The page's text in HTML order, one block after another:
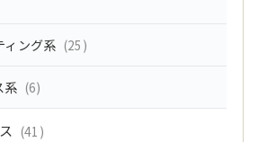
ィング系 (25)
系 (6)
(41)